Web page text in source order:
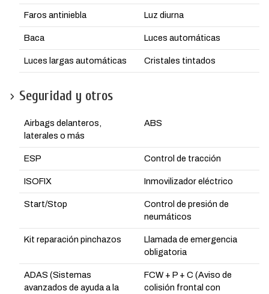
Faros antiniebla Luz diurna
Baca Luces automáticas
Luces largas automáticas Cristales tintados
Seguridad y otros
Airbags delanteros,
laterales o más
ABS
ESP Control de tracción
ISOFIX Inmovilizador eléctrico
Start/Stop
Control de presión de
neumáticos
Kit reparación pinchazos
Llamada de emergencia
obligatoria
ADAS (Sistemas
avanzados de ayuda a la
FCW + P + C (Aviso de
colisión frontal con